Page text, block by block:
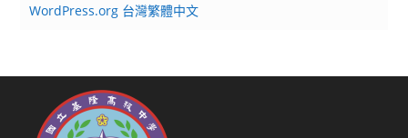
WordPress.org 台灣繁體中文